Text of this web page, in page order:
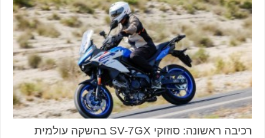
רכיבה ראשונה: סוזוקי SV-7GX בהשקה עולמית